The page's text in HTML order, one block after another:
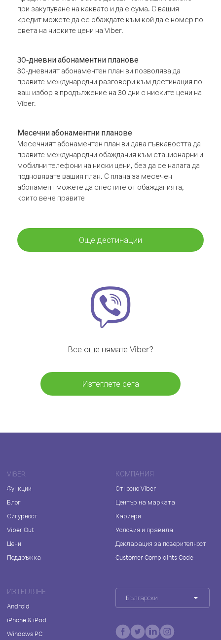
при закупуване на каквато и да е сума. С вашия
кредит можете да се обаждате към кой да е номер по
света на ниските цени на Viber.
30-дневни абонаментни планове
30-дневният абонаментен план ви позволява да
правите международни разговори към дестинация по
ваш избор в продължение на 30 дни с ниските цени на
Viber.
Месечни абонаментни планове
Месечният абонаментен план ви дава гъвкавостта да
правите международни обаждания към стационарни и
мобилни телефони на ниски цени, без да се налага да
подновявате вашия план. С плана за месечен
абонамент можете да спестите от обажданията,
които вече правите
Още дестинации
Все още нямате Viber?
Изтеглете сега
VIBER
Функции
Блог
Сигурност
Viber Out
Цени
Поддръжка
КОМПАНИЯ
Относно Viber
Център на марката
Кариери
Условия и правила
Декларация за поверителност
Customer Complaints Code
ИЗТЕГЛЯНЕ
Android
iPhone & iPad
Windows PC
Български